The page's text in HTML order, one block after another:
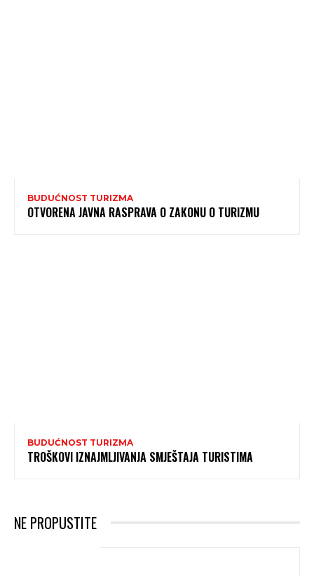
BUDUĆNOST TURIZMA
OTVORENA JAVNA RASPRAVA O ZAKONU O TURIZMU
BUDUĆNOST TURIZMA
TROŠKOVI IZNAJMLJIVANJA SMJEŠTAJA TURISTIMA
NE PROPUSTITE